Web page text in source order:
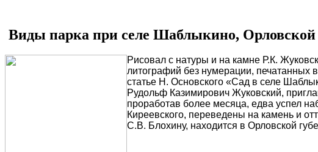
Виды парка при селе Шаблыкино, Орловской
Рисовал с натуры и на камне Р.К.
литографий без нумерации, печатанных
статье Н. Основского «Сад в селе
Рудольф Казимирович Жуковский,
проработав более месяца, едва успел
Киреевского, переведены на камень и
С.В. Блохину, находится в Орловской